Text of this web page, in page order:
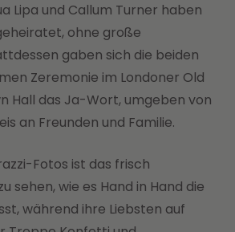
Lipa und Callum Turner haben
ohne große
gaben sich die beiden
Zeremonie im Londoner Old
Hall das Ja-Wort, umgeben von
an Freunden und Familie.
Fotos ist das frisch
sehen, wie es Hand in Hand die
während ihre Liebsten auf